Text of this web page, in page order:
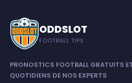
ODDSLOT
FOOTBALL TIPS
PRONOSTICS FOOTBALL GRATUITS
QUOTIDIENS DE NOS EXPERTS